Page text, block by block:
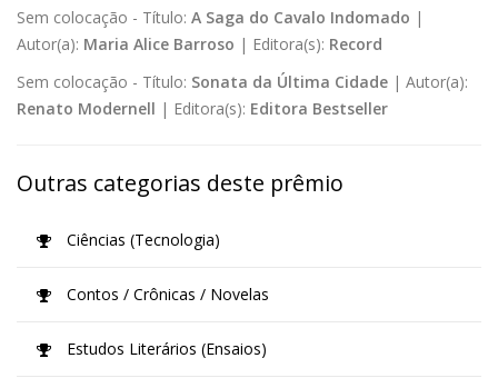
Sem colocação - Título: A Saga do Cavalo Indomado |
Autor(a): Maria Alice Barroso | Editora(s): Record
Sem colocação - Título: Sonata da Última Cidade | Autor(a):
Renato Modernell | Editora(s): Editora Bestseller
Outras categorias deste prêmio
Ciências (Tecnologia)
Contos / Crônicas / Novelas
Estudos Literários (Ensaios)